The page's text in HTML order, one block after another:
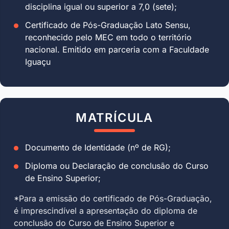
disciplina igual ou superior a 7,0 (sete);
Certificado de Pós-Graduação Lato Sensu,
reconhecido pelo MEC em todo o território
nacional. Emitido em parceria com a Faculdade
Iguaçu
MATRÍCULA
Documento de Identidade (nº de RG);
Diploma ou Declaração de conclusão do Curso
de Ensino Superior;
*Para a emissão do certificado de Pós-Graduação,
é imprescindível a apresentação do diploma de
conclusão do Curso de Ensino Superior e